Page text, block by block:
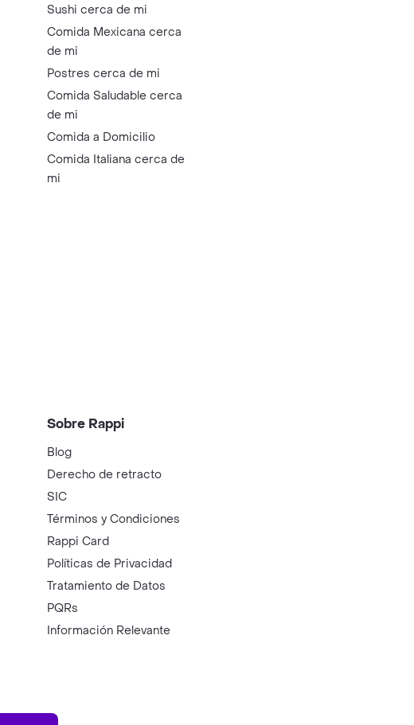
Sushi cerca de mi
Comida Mexicana cerca
de mi
Postres cerca de mi
Comida Saludable cerca
de mi
Comida a Domicilio
Comida Italiana cerca de
mi
Sobre Rappi
Blog
Derecho de retracto
SIC
Términos y Condiciones
Rappi Card
Políticas de Privacidad
Tratamiento de Datos
PQRs
Información Relevante
AppGallery